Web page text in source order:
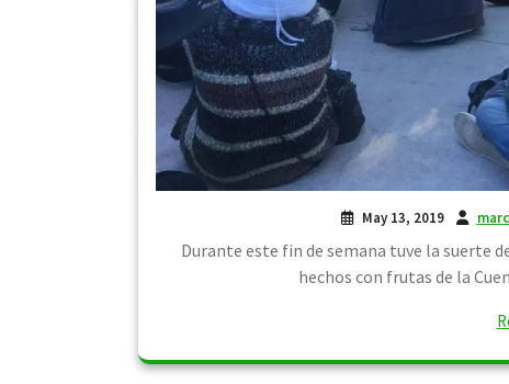
May 13, 2019
Durante este fin de semana tuve la suerte
hechos con frutas de la